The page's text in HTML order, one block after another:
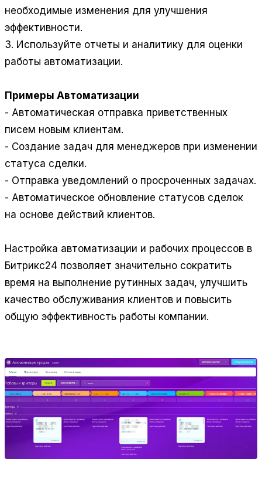
необходимые изменения для улучшения
эффективности.
3. Используйте отчеты и аналитику для оценки
работы автоматизации.
Примеры Автоматизации
- Автоматическая отправка приветственных
писем новым клиентам.
- Создание задач для менеджеров при изменении
статуса сделки.
- Отправка уведомлений о просроченных задачах.
- Автоматическое обновление статусов сделок
на основе действий клиентов.
Настройка автоматизации и рабочих процессов в
Битрикс24 позволяет значительно сократить
время на выполнение рутинных задач, улучшить
качество обслуживания клиентов и повысить
общую эффективность работы компании.